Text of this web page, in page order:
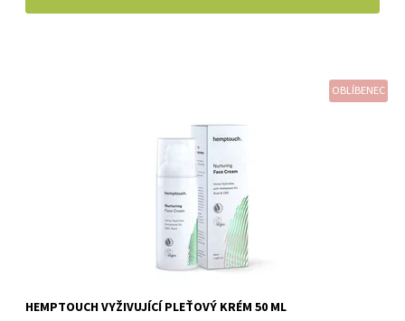
OBLÍBENEC
HEMPTOUCH VYŽIVUJÍCÍ PLEŤOVÝ KRÉM 50 ML